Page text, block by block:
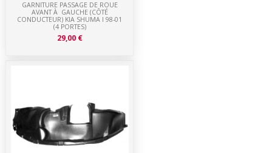
GARNITURE PASSAGE DE ROUE
AVANT À GAUCHE (CÔTÉ
CONDUCTEUR) KIA SHUMA I 98-01
(4 PORTES)
29,00 €